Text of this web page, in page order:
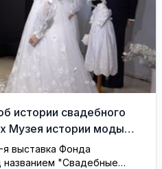
истории свадебного
Музея истории моды
я выставка Фонда
названием "Свадебные